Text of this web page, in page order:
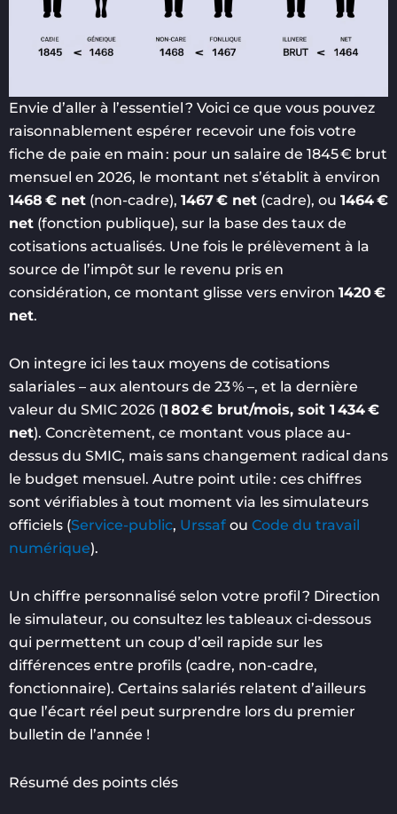
Envie d’aller à l’essentiel ? Voici ce que vous pouvez
raisonnablement espérer recevoir une fois votre
fiche de paie en main : pour un salaire de 1845 € brut
mensuel en 2026, le montant net s’établit à environ
1468 € net (non-cadre), 1467 € net (cadre), ou 1464 €
net (fonction publique), sur la base des taux de
cotisations actualisés. Une fois le prélèvement à la
source de l’impôt sur le revenu pris en
considération, ce montant glisse vers environ 1420 €
net.
On integre ici les taux moyens de cotisations
salariales – aux alentours de 23 % –, et la dernière
valeur du SMIC 2026 (1 802 € brut/mois, soit 1 434 €
net). Concrètement, ce montant vous place au-
dessus du SMIC, mais sans changement radical dans
le budget mensuel. Autre point utile : ces chiffres
sont vérifiables à tout moment via les simulateurs
officiels (Service-public, Urssaf ou Code du travail
numérique).
Un chiffre personnalisé selon votre profil ? Direction
le simulateur, ou consultez les tableaux ci-dessous
qui permettent un coup d’œil rapide sur les
différences entre profils (cadre, non-cadre,
fonctionnaire). Certains salariés relatent d’ailleurs
que l’écart réel peut surprendre lors du premier
bulletin de l’année !
Résumé des points clés